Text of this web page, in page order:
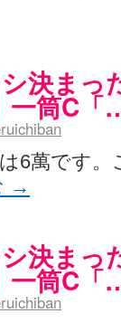
決まっ
一筒C
6萬です
→
決まっ
一筒C